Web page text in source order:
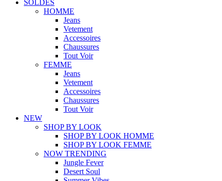
SOLDES
HOMME
Jeans
Vetement
Accessoires
Chaussures
Tout Voir
FEMME
Jeans
Vetement
Accessoires
Chaussures
Tout Voir
NEW
SHOP BY LOOK
SHOP BY LOOK HOMME
SHOP BY LOOK FEMME
NOW TRENDING
Jungle Fever
Desert Soul